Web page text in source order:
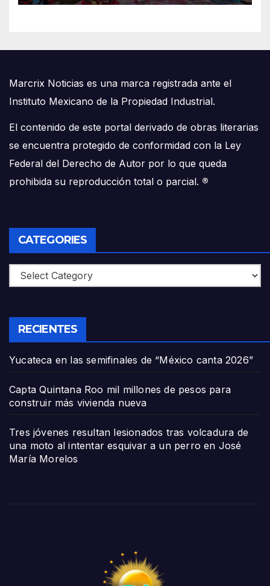
Marcrix Noticias es una marca registrada ante el
Instituto Mexicano de la Propiedad Industrial.
El contenido de este portal derivado de obras literarias
se encuentra protegido de conformidad con la Ley
Federal del Derecho de Autor por lo que queda
prohibida su reproducción total o parcial. ®
CATEGORIES
Categories
RECIENTES
Yucateca en las semifinales de “México canta 2026”
Capta Quintana Roo mil millones de pesos para
construir más vivienda nueva
Tres jóvenes resultan lesionados tras volcadura de
una moto al intentar esquivar a un perro en José
María Morelos